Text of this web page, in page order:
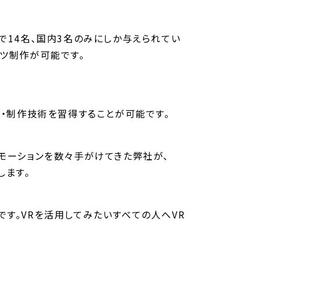
14名、国内3名のみにしか与えられてい
制作が可能です。
作技術を習得することが可能です。
ーションを数々手がけてきた弊社が、
す。
。VRを活用してみたいすべての人へVR